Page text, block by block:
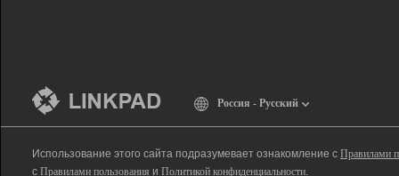
Россия - Русский
Использование этого сайта подразумевает ознакомление с Правилами
с Правилами пользования и Политикой конфиденциальности.